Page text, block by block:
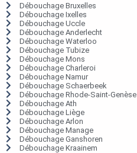
Débouchage Bruxelles
Débouchage Ixelles
Débouchage Uccle
Débouchage Anderlecht
Débouchage Waterloo
Débouchage Tubize
Débouchage Mons
Débouchage Charleroi
Débouchage Namur
Débouchage Schaerbeek
Débouchage Rhode-Saint-Genèse
Débouchage Ath
Débouchage Liège
Débouchage Arlon
Débouchage Manage
Débouchage Ganshoren
Débouchage Kraainem